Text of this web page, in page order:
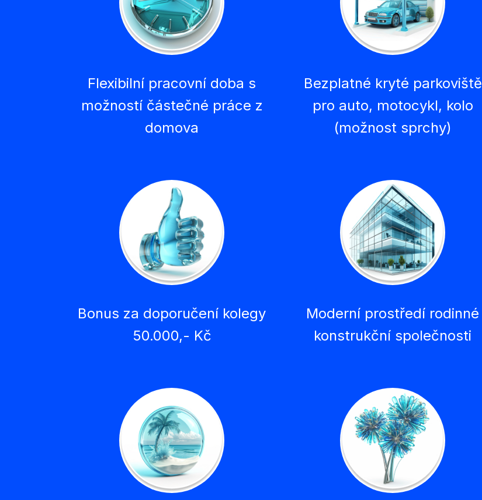
Flexibilní pracovní doba s
možností částečné práce z
domova
Bezplatné kryté parkoviště
pro auto, motocykl, kolo
(možnost sprchy)
Bonus za doporučení kolegy
50.000,- Kč
Moderní prostředí rodinné
konstrukční společnosti